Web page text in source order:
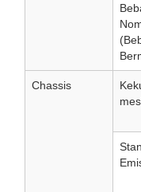
Chassis